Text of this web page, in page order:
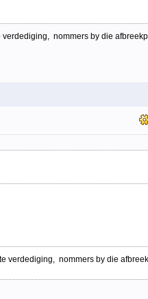
nommers by die
verdediging, nommers by die